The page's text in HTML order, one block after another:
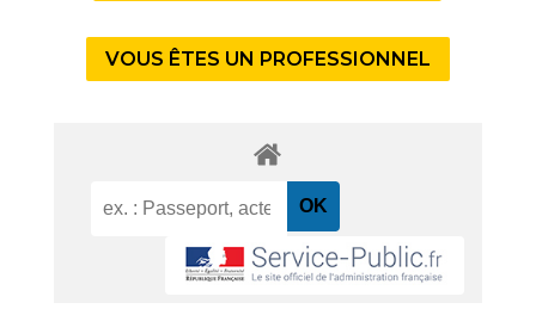
VOUS ÊTES UN PROFESSIONNEL